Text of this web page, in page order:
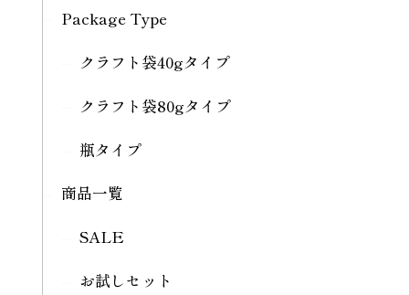
Package Type
クラフト袋40gタイプ
クラフト袋80gタイプ
瓶タイプ
商品一覧
SALE
お試しセット